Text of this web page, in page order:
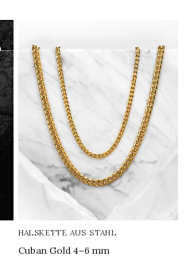
HALSKETTE AUS STAHL
Cuban Gold 4–6 mm